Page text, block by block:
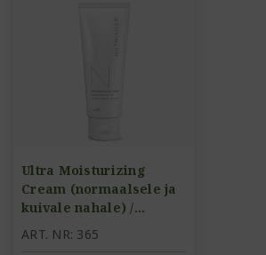
Ultra Moisturizing
Cream (normaalsele ja
kuivale nahale) /
intensiivselt niisutav
kreem
ART. NR: 365